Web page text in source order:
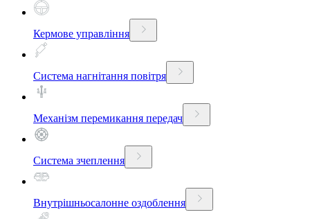
Кермове управління
Система нагнітання повітря
Механізм перемикання передач
Система зчеплення
Внутрішньосалонне оздоблення